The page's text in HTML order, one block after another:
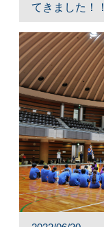
てきました！！